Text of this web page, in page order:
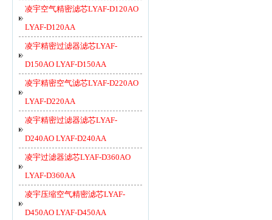
凌宇空气精密滤芯LYAF-D120AO
LYAF-D120AA
凌宇精密过滤器滤芯LYAF-
D150AO LYAF-D150AA
凌宇精密空气滤芯LYAF-D220AO
LYAF-D220AA
凌宇精密过滤器滤芯LYAF-
D240AO LYAF-D240AA
凌宇过滤器滤芯LYAF-D360AO
LYAF-D360AA
凌宇压缩空气精密滤芯LYAF-
D450AO LYAF-D450AA